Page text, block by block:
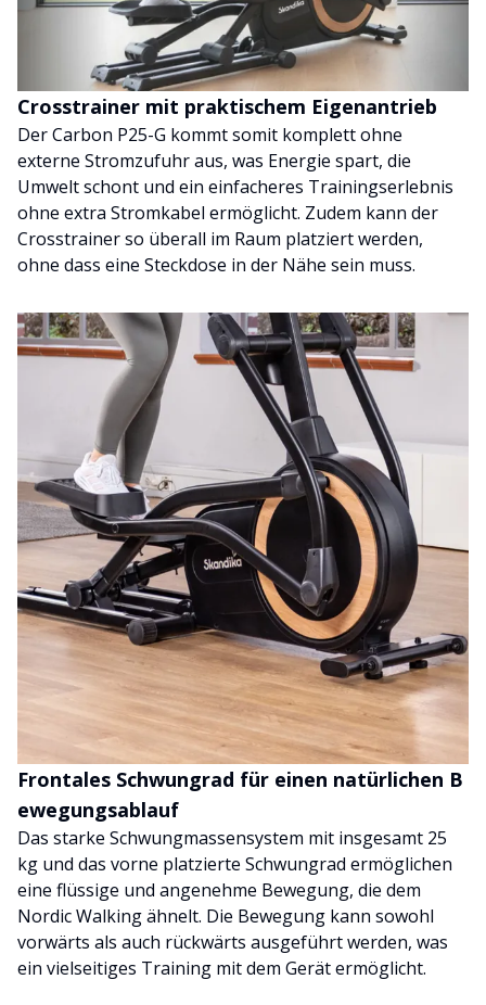
Crosstrainer mit praktischem Eigenantrieb
Der Carbon P25-G kommt somit komplett ohne
externe Stromzufuhr aus, was Energie spart, die
Umwelt schont und ein einfacheres Trainingserlebnis
ohne extra Stromkabel ermöglicht. Zudem kann der
Crosstrainer so überall im Raum platziert werden,
ohne dass eine Steckdose in der Nähe sein muss.
Frontales Schwungrad für einen natürlichen B
ewegungsablauf
Das starke Schwungmassensystem mit insgesamt 25
kg und das vorne platzierte Schwungrad ermöglichen
eine flüssige und angenehme Bewegung, die dem
Nordic Walking ähnelt. Die Bewegung kann sowohl
vorwärts als auch rückwärts ausgeführt werden, was
ein vielseitiges Training mit dem Gerät ermöglicht.